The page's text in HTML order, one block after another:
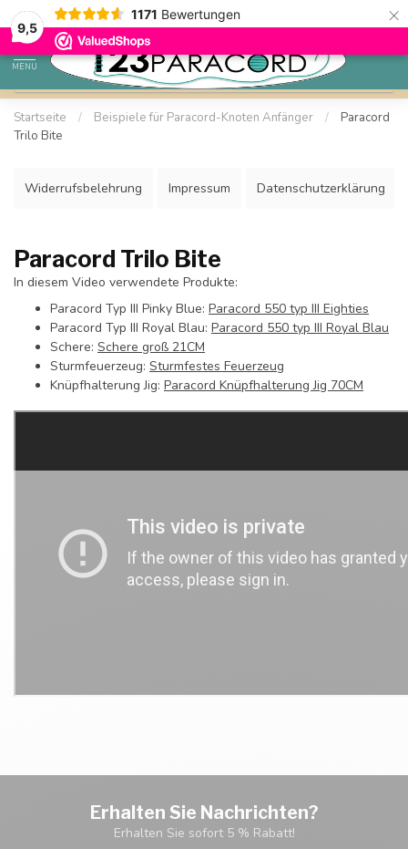
9,5
1171 Bewertungen ×
Sparen Sie mit Ihrem Konto und sichern Sie sich Rabatte.
MENU
Startseite / Beispiele für Paracord-Knoten Anfänger /
Paracord
Trilo Bite
Widerrufsbelehrung Impressum Datenschutzerklärung
Paracord Trilo Bite
In diesem Video verwendete Produkte:
Paracord Typ III Pinky Blue: Paracord 550 typ III Eighties
Paracord Typ III Royal Blau: Paracord 550 typ III Royal Blau
Schere: Schere groß 21CM
Sturmfeuerzeug: Sturmfestes Feuerzeug
Knüpfhalterung Jig: Paracord Knüpfhalterung Jig 70CM
Erhalten Sie Nachrichten?
Erhalten Sie sofort 5 % Rabatt!